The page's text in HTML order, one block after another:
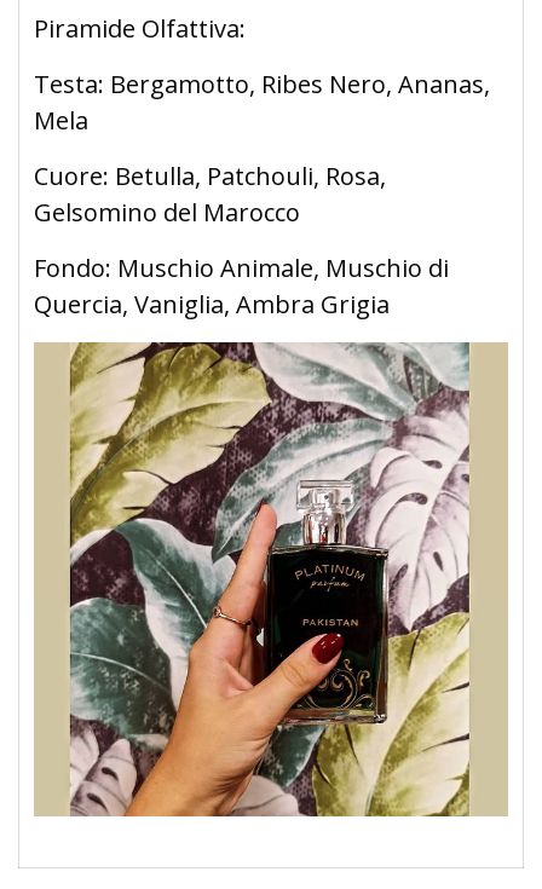
Piramide Olfattiva:
Testa: Bergamotto, Ribes Nero, Ananas,
Mela
Cuore: Betulla, Patchouli, Rosa,
Gelsomino del Marocco
Fondo: Muschio Animale, Muschio di
Quercia, Vaniglia, Ambra Grigia